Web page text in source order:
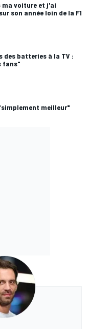
ma voiture et j'ai
son année loin de la F1
des batteries à la TV :
fans"
meilleur"